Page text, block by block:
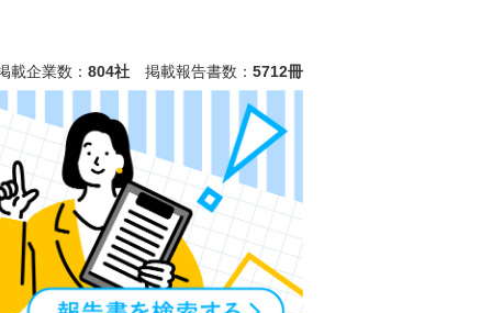
載企業数： 804社 掲載報告書数： 5712冊